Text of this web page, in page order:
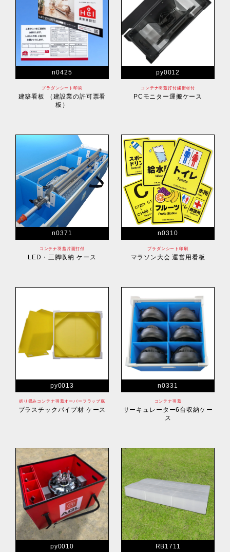
プラダンシート印刷
n0425
建築看板 （建設業の許可票看
板）
コンテナ羽蓋打付緩衝材付
py0012
PCモニター運搬ケース
コンテナ羽蓋片面打付
n0371
LED・三脚収納 ケース
プラダンシート印刷
n0310
マラソン大会 運営用看板
折り畳みコンテナ羽蓋オーバーフラップ底
py0013
プラスチックパイプ材 ケース
コンテナ羽蓋
n0331
サーキュレーター6台収納ケー
ス
py0010 RB1711